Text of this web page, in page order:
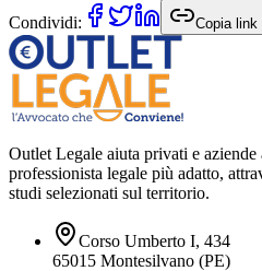
Condividi:
Copia link
Outlet Legale aiuta privati e aziende
professionista legale più adatto,
studi selezionati sul territorio.
Corso Umberto I, 434
65015 Montesilvano (PE)